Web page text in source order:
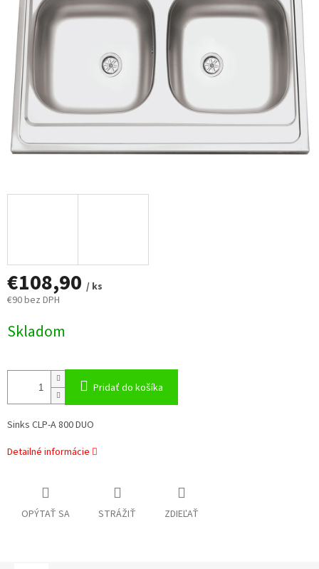
hviezdičiek.
€108,90 / ks
€90 bez DPH
cena:
Skladom
Pridať do košíka
Sinks CLP-A 800 DUO
Detailné informácie
OPÝTAŤ SA STRÁŽIŤ ZDIEĽAŤ